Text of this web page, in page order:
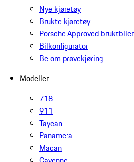
Nye kjøretøy
Brukte kjøretøy
Porsche Approved bruktbiler
Bilkonfigurator
Be om prøvekjøring
Modeller
718
911
Taycan
Panamera
Macan